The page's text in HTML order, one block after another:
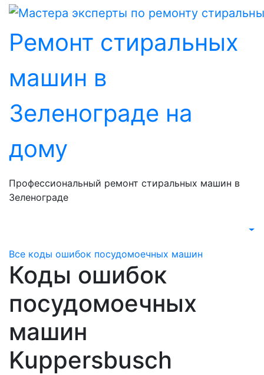
Перейти
содержанию
Ремонт стиральных
машин в
Зеленограде на
дому
Профессиональный ремонт стиральных машин в
Зеленограде
Все коды ошибок посудомоечных машин
Коды ошибок
посудомоечных
машин
Kuppersbusch